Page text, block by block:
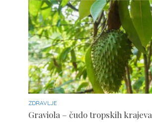
ZDRAVLJE
Graviola – čudo tropskih krajeva